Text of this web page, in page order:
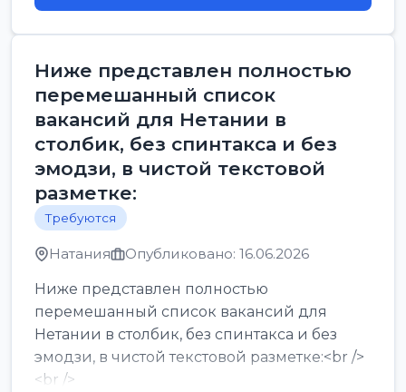
Ниже представлен полностью
перемешанный список
вакансий для Нетании в
столбик, без спинтакса и без
эмодзи, в чистой текстовой
разметке:
Требуются
Натания Опубликовано: 16.06.2026
Ниже представлен полностью
перемешанный список вакансий для
Нетании в столбик, без спинтакса и без
эмодзи, в чистой текстовой разметке:<br />
<br />